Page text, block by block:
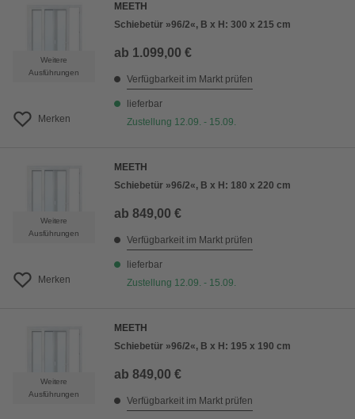
Weitere
Ausführungen
Merken
MEETH
Schiebetür »96/2«, B x H: 300 x 215 cm
ab 1.099,00 €
Verfügbarkeit im Markt prüfen
lieferbar
Zustellung 12.09. - 15.09.
Weitere
Ausführungen
Merken
MEETH
Schiebetür »96/2«, B x H: 180 x 220 cm
ab 849,00 €
Verfügbarkeit im Markt prüfen
lieferbar
Zustellung 12.09. - 15.09.
Weitere
Ausführungen
MEETH
Schiebetür »96/2«, B x H: 195 x 190 cm
ab 849,00 €
Verfügbarkeit im Markt prüfen